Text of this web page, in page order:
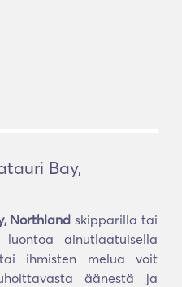
Bay,
Northland skipparilla tai
ainutlaatuisella
ihmisten melua voit
äänestä ja